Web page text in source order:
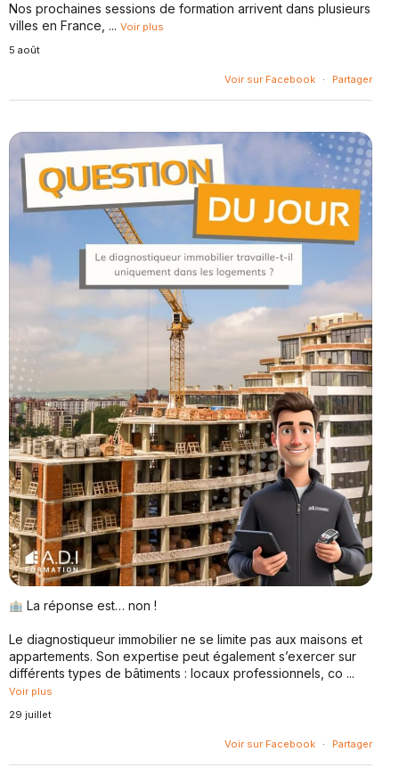
Nos prochaines sessions de formation arrivent dans plusieurs
villes en France, ...Voir plus
5 août
Voir sur Facebook · Partager
La réponse est… non !
Le diagnostiqueur immobilier ne se limite pas aux maisons et
appartements. Son expertise peut également s’exercer sur
différents types de bâtiments : locaux professionnels, co ...
Voir plus
29 juillet
Voir sur Facebook · Partager